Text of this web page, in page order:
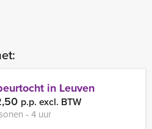
in Leuven
p.p. excl. BTW
‐ 4 uur